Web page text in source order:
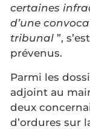
certaines
d’une
tribunal ”,
prévenus.
Parmi les
adjoint au
deux
d’ordures sur